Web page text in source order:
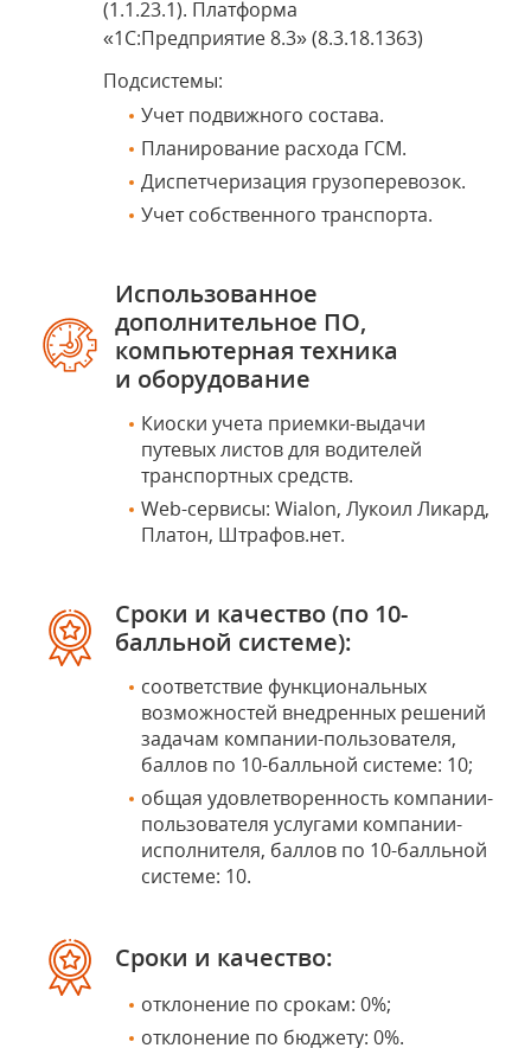
(1.1.23.1). Платформа
«1С:Предприятие 8.3» (8.3.18.1363)
Подсистемы:
Учет подвижного состава.
Планирование расхода ГСМ.
Диспетчеризация грузоперевозок.
Учет собственного транспорта.
Использованное
дополнительное ПО,
компьютерная техника
и оборудование
Киоски учета приемки-выдачи
путевых листов для водителей
транспортных средств.
Web-сервисы: Wialon, Лукоил Ликард,
Платон, Штрафов.нет.
Сроки и качество (по 10-
балльной системе):
соответствие функциональных
возможностей внедренных решений
задачам компании-пользователя,
баллов по 10-балльной системе: 10;
общая удовлетворенность компании-
пользователя услугами компании-
исполнителя, баллов по 10-балльной
системе: 10.
Сроки и качество:
отклонение по срокам: 0%;
отклонение по бюджету: 0%.